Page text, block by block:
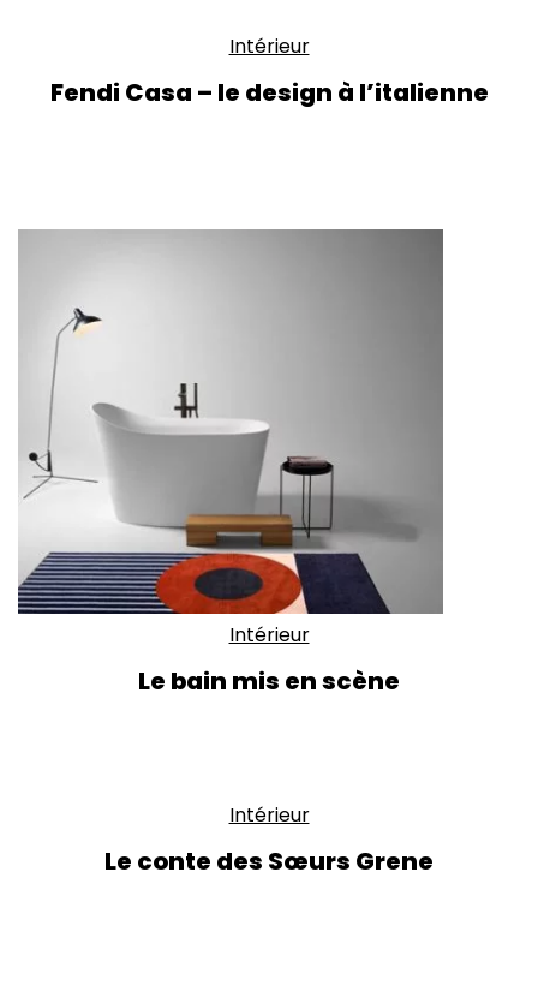
Intérieur
Fendi Casa – le design à l’italienne
Intérieur
Le bain mis en scène
Intérieur
Le conte des Sœurs Grene